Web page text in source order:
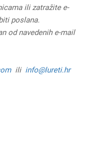
ili zatražite e-
poslana.
od navedenih e-mail
ili info@lureti.hr